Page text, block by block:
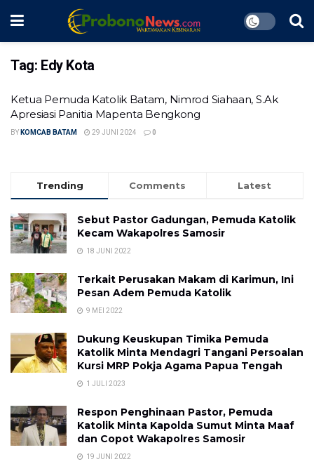
Tag: Edy Kota
Ketua Pemuda Katolik Batam, Nimrod Siahaan, S.Ak
Apresiasi Panitia Mapenta Bengkong
BY KOMCAB BATAM 29 JUNI 2024 0
Trending Comments Latest
Sebut Pastor Gadungan, Pemuda Katolik
Kecam Wakapolres Samosir
18 JUNI 2022
Terkait Perusakan Makam di Karimun, Ini
Pesan Adem Pemuda Katolik
9 MEI 2022
Dukung Keuskupan Timika Pemuda
Katolik Minta Mendagri Tangani Persoalan
Kursi MRP Pokja Agama Papua Tengah
1 JULI 2023
Respon Penghinaan Pastor, Pemuda
Katolik Minta Kapolda Sumut Minta Maaf
dan Copot Wakapolres Samosir
19 JUNI 2022